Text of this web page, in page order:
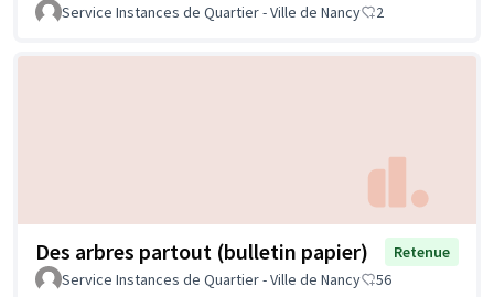
Service Instances de Quartier - Ville de Nancy
2
Des arbres partout (bulletin papier)
Retenue
Service Instances de Quartier - Ville de Nancy
56